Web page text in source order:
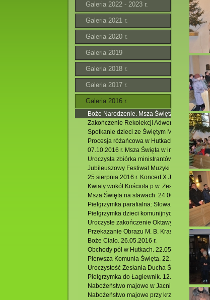
Galeria 2022 - 2023 r.
Galeria 2021 r.
Galeria 2020 r.
Galeria 2019
Galeria 2018 r.
Galeria 2017 r.
Galeria 2016 r.
Boże Narodzenie. Msza Święta godz.11.00
Zakończenie Rekolekcji Adwentowych 2016.
Spotkanie dzieci ze Świętym
Procesja różańcowa w Hutkach. 09.10.2016
07.10.2016 r. Msza Święta w intencji Róż
Uroczysta zbiórka ministrantów. 27.09.2016
Jubileuszowy Festiwal Muzyki Organowej i
25 sierpnia 2016 r. Koncert X
Kwiaty wokół Kościoła p.w. Zesłania
Msza Święta na stawach. 24.06.2016 r.
Pielgrzymka parafialna: Słowacja -
Pielgrzymka dzieci komunijnych ,
Uroczyste zakończenie Oktawy Bożego
Przekazanie Obrazu M. B. Krasnobrodzkiej
Boże Ciało. 26.05.2016 r.
Obchody pól w Hutkach. 22.05.2016 r.
Pierwsza Komunia Święta. 22.05.2106 r.
Uroczystość Zesłania Ducha Świętego –
Pielgrzymka do Łagiewnik. 12.05.2016 r.
Nabożeństwo majowe w Jacni.
Nabożeństwo majowe przy krzyżu w